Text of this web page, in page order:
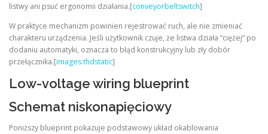
listwy ani psuć ergonomii działania.[conveyorbeltswitch]
W praktyce mechanizm powinien rejestrować ruch, ale nie zmieniać
charakteru urządzenia. Jeśli użytkownik czuje, że listwa działa “ciężej” po
dodaniu automatyki, oznacza to błąd konstrukcyjny lub zły dobór
przełącznika.[images.thdstatic]
Low-voltage wiring blueprint
Schemat niskonapięciowy
Poniższy blueprint pokazuje podstawowy układ okablowania